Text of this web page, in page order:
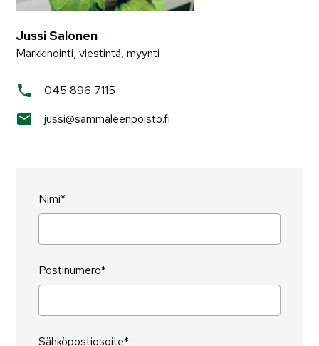
Jussi Salonen
Markkinointi, viestintä, myynti
045 896 7115
jussi@sammaleenpoisto.fi
Nimi*
Postinumero*
Sähköpostiosoite*